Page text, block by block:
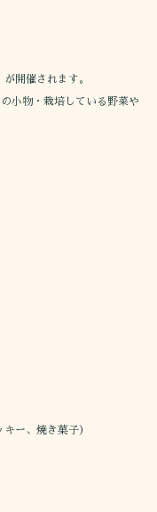
開催されます。
小物・栽培している野菜や
ー、焼き菓子）